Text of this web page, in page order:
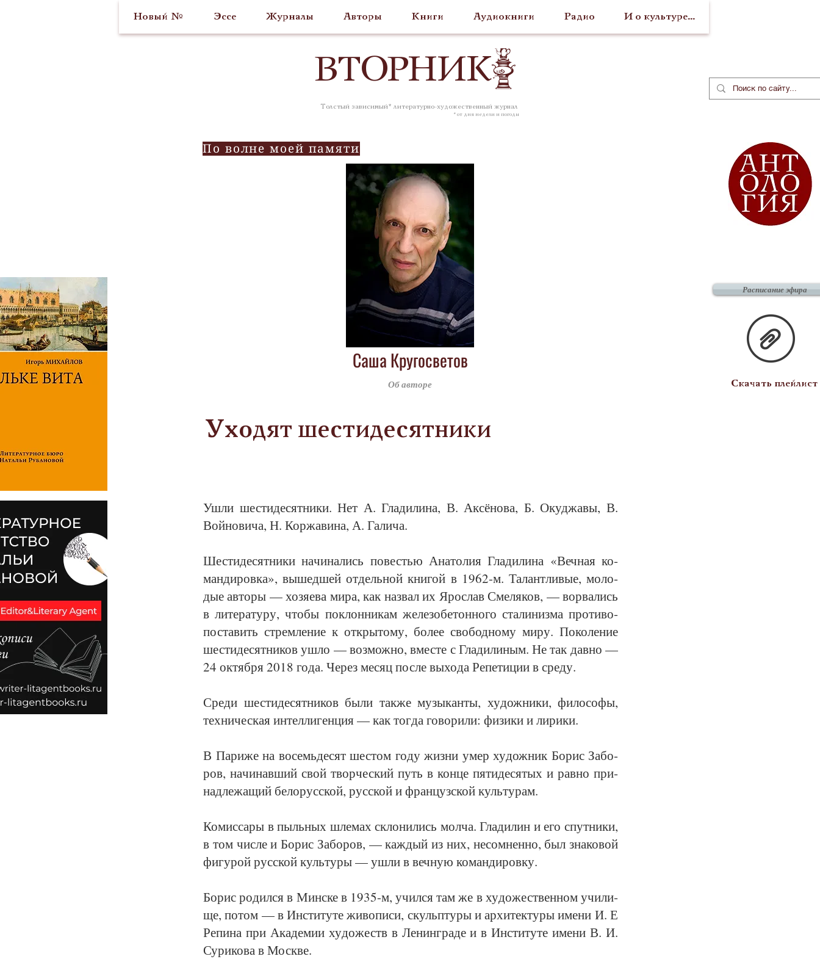
Новый № Эссе Журналы Авторы Книги Аудиокниги Радио И о культуре...
ВТОРНИК
Толстый зависимый* литературно-художественный журнал
* от дня недели и погоды
По волне моей памяти
Саша Кругосветов
Об авторе
Уходят шестидесятники
Ушли шес­ти­де­сят­ни­ки. Нет А. Гла­ди­ли­на, В. Ак­сёно­ва, Б. Окуд­жа­вы, В.
Вой­но­ви­ча, Н. Кор­жа­ви­на, А. Га­ли­ча.
Шес­ти­де­сят­ни­ки на­чи­на­лись по­вестью Ана­то­лия Гла­ди­ли­на «Веч­ная ко­
ман­ди­ров­ка», вы­шед­шей от­дель­ной кни­гой в 1962-м. Та­лант­ли­вые, мо­ло­
дые ав­то­ры — хо­зя­е­ва ми­ра, как на­звал их Яро­с­лав Сме­ля­ков, — во­рва­лись
в ли­те­ра­ту­ру, что­бы по­клон­ни­кам же­ле­зо­бе­тон­но­го ста­ли­низ­ма про­ти­во­
пос­та­вить стрем­ле­ние к от­кры­то­му, бо­лее сво­бод­но­му ми­ру. По­ко­ле­ние
шес­ти­де­сят­ни­ков ушло — воз­мож­но, вмес­те с Гла­ди­ли­ным. Не так дав­но —
24 ок­тяб­ря 2018 го­да. Че­рез ме­сяц пос­ле вы­хо­да Ре­пе­ти­ции в сре­ду.
Сре­ди шес­ти­де­сят­ни­ков бы­ли так­же му­зы­кан­ты, ху­дож­ни­ки, фи­ло­со­фы,
тех­ни­чес­кая ин­тел­ли­ген­ция — как тог­да го­во­ри­ли: фи­зи­ки и ли­ри­ки.
В Па­ри­же на во­семь­де­сят шес­том го­ду жиз­ни умер ху­дож­ник Бо­рис За­бо­
ров, на­чи­нав­ший свой твор­чес­кий путь в кон­це пя­ти­де­ся­тых и рав­но при­
над­ле­жа­щий бе­ло­рус­ской, рус­ской и фран­цуз­ской куль­ту­рам.
Ко­мис­са­ры в пыль­ных шле­мах скло­ни­лись мол­ча. Гла­ди­лин и его спут­ни­ки,
в том чис­ле и Бо­рис За­бо­ров, — каж­дый из них, не­со­мнен­но, был зна­ко­вой
фи­гу­рой рус­ской куль­ту­ры — ушли в веч­ную ко­ман­ди­ров­ку.
Бо­рис ро­дил­ся в Мин­ске в 1935-м, учил­ся там же в ху­до­жест­вен­ном учи­ли­
ще, по­том — в Ин­сти­ту­те жи­во­пи­си, скульп­ту­ры и ар­хи­тек­ту­ры име­ни И. Е
Ре­пи­на при Ака­де­мии ху­до­жеств в Ле­нин­гра­де и в Ин­сти­ту­те име­ни В. И.
Су­ри­ко­ва в Моск­ве.
Расписание эфира
Скачать плейлист